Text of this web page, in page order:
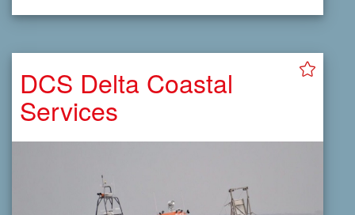
DCS Delta Coastal
Services